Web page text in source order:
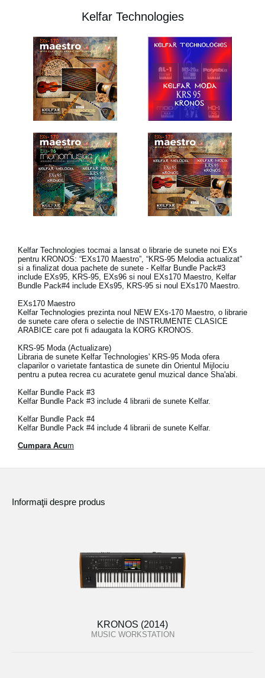
Kelfar Technologies
Kelfar Technologies tocmai a lansat o librarie de sunete noi EXs
pentru KRONOS: “EXs170 Maestro”, “KRS-95 Melodia actualizat”
si a finalizat doua pachete de sunete - Kelfar Bundle Pack#3
include EXs95, KRS-95, EXs96 si noul EXs170 Maestro, Kelfar
Bundle Pack#4 include EXs95, KRS-95 si noul EXs170 Maestro.
EXs170 Maestro
Kelfar Technologies prezinta noul NEW EXs-170 Maestro, o librarie
de sunete care ofera o selectie de INSTRUMENTE CLASICE
ARABICE care pot fi adaugata la KORG KRONOS.
KRS-95 Moda (Actualizare)
Libraria de sunete Kelfar Technologies' KRS-95 Moda ofera
claparilor o varietate fantastica de sunete din Orientul Mijlociu
pentru a putea recrea cu acuratete genul muzical dance Sha'abi.
Kelfar Bundle Pack #3
Kelfar Bundle Pack #3 include 4 librarii de sunete Kelfar.
Kelfar Bundle Pack #4
Kelfar Bundle Pack #4 include 4 librarii de sunete Kelfar.
Cumpara Acum
Informaţii despre produs
KRONOS (2014)
MUSIC WORKSTATION